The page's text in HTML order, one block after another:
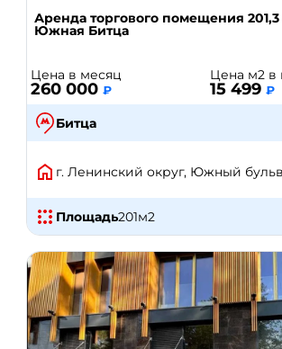
Аренда торгового помещения
Южная Битца
Цена в месяц
260 000 ₽
Цена м2 в
15 499 ₽
Битца
г. Ленинский округ, Южный
Площадь201м2